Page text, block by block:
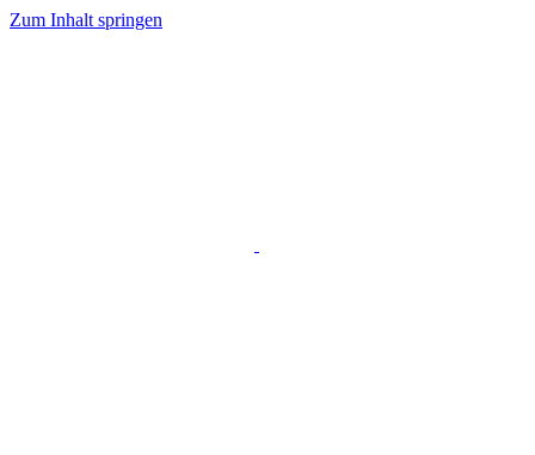
Zum Inhalt springen